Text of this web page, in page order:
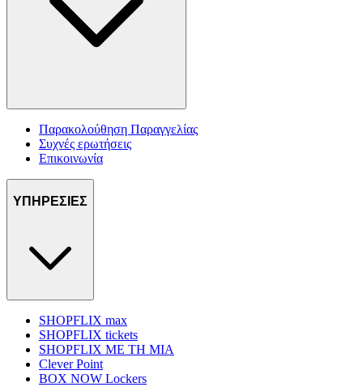
Παρακολούθηση Παραγγελίας
Συχνές ερωτήσεις
Επικοινωνία
ΥΠΗΡΕΣΙΕΣ
SHOPFLIX max
SHOPFLIX tickets
SHOPFLIX ΜΕ ΤΗ ΜΙΑ
Clever Point
BOX NOW Lockers